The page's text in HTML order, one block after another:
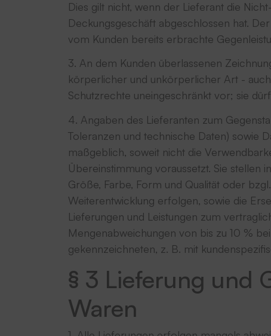
Dies gilt nicht, wenn der Lieferant die
Deckungsgeschäft abgeschlossen hat.
vom Kunden bereits erbrachte
3. An dem Kunden überlassenen
körperlicher und unkörperlicher Art -
Schutzrechte uneingeschränkt vor; sie
4. Angaben des Lieferanten zum
Toleranzen und technische Daten) sowie
maßgeblich, soweit nicht die
Übereinstimmung voraussetzt. Sie stellen
Größe, Farbe, Form und Qualität oder
Weiterentwicklung erfolgen, sowie die
Lieferungen und Leistungen zum
Mengenabweichungen von bis zu 10 %
gekennzeichneten, z. B. mit
§ 3 Lieferung und
Waren